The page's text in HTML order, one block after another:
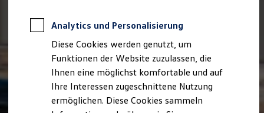
Zertifizierte Gebrauchtwagen
Für Privatkunden
Für Gewerbekunden
Leasing
Für Privatkunden
Für Gewerbekunden
Versicherungen & Garantien
Garantien
Analytics und Personalisierung
Diese Cookies werden genutzt, um
Funktionen der Website zuzulassen, die
Ihnen eine möglichst komfortable und auf
Ihre Interessen zugeschnittene Nutzung
ermöglichen. Diese Cookies sammeln